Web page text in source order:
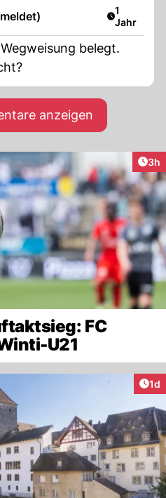
Artikel
1
Jahr
belegt.
anzeigen
3h
FC
U21
1d